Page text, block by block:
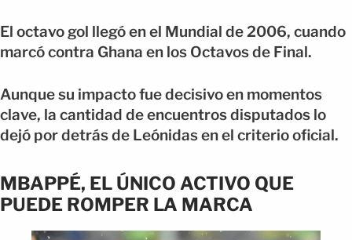
El octavo gol llegó en el Mundial de 2006, cuando
marcó contra Ghana en los Octavos de Final.
Aunque su impacto fue decisivo en momentos
clave, la cantidad de encuentros disputados lo
dejó por detrás de Leónidas en el criterio oficial.
MBAPPÉ, EL ÚNICO ACTIVO QUE
PUEDE ROMPER LA MARCA